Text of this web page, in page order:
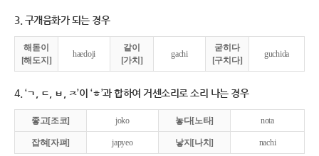
3. 구개음화가 되는 경우
해돋이
[해도지]
haedoji
같이
[가치]
gachi
굳히다
[구치다]
guchida
4. ‘ㄱ, ㄷ, ㅂ, ㅈ’이 ‘ㅎ’과 합하여 거센소리로 소리 나는 경우
좋고[조코] joko 놓다[노타] nota
잡혀[자펴] japyeo 낳지[나치] nachi